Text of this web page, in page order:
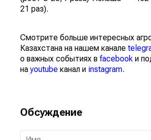
21 раз).
Смотрите больше интересных
Казахстана на нашем канале
о важных событиях в facebook и
наyoutube канал и instagram.
Обсуждение